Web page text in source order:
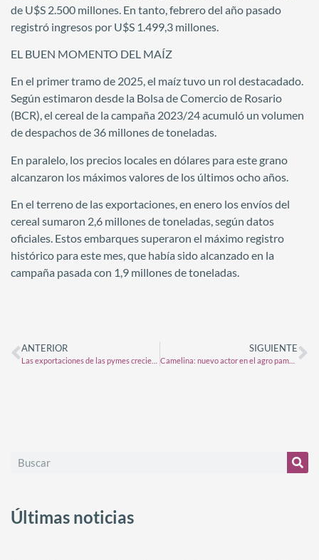
de U$S 2.500 millones. En tanto, febrero del año pasado
registró ingresos por U$S 1.499,3 millones.
EL BUEN MOMENTO DEL MAÍZ
En el primer tramo de 2025, el maíz tuvo un rol destacadado.
Según estimaron desde la Bolsa de Comercio de Rosario
(BCR), el cereal de la campaña 2023/24 acumuló un volumen
de despachos de 36 millones de toneladas.
En paralelo, los precios locales en dólares para este grano
alcanzaron los máximos valores de los últimos ocho años.
En el terreno de las exportaciones, en enero los envíos del
cereal sumaron 2,6 millones de toneladas, según datos
oficiales. Estos embarques superaron el máximo registro
histórico para este mes, que había sido alcanzado en la
campaña pasada con 1,9 millones de toneladas.
ANTERIOR SIGUIENTE
Camelina: nuevo actor en el agro pampeano
Últimas noticias